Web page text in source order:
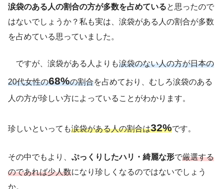
涙袋のある人の割合の方が多数を占めていると思ったので
はないでしょうか？私も実は、涙袋がある人の割合が多数
を占めている思っていました。
ですが、涙袋がある人よりも涙袋のない人の方が日本の
20代女性の68%の割合を占めており、むしろ涙袋のある
人の方が珍しい方によっていることがわかります。
珍しいといっても涙袋がある人の割合は32%です。
その中でもより、 ぷっくりしたハリ・綺麗な形で厳選する
のであれば少人数になり珍しくなるのではないでしょう
か。